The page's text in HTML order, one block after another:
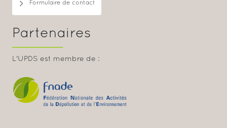
Formulaire de contact
Partenaires
L'UPDS est membre de :